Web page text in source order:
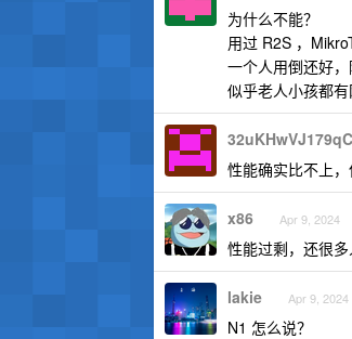
为什么不能？
用过 R2S ，
一个人用倒还好
似乎老人小孩都
性能确实比不上
x86 Apr 9, 2024
性能过剩，还很
lakie Apr 9, 2024
N1 怎么说？